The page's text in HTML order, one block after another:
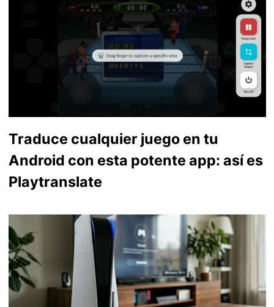
Traduce cualquier juego en tu
Android con esta potente app: así es
Playtranslate